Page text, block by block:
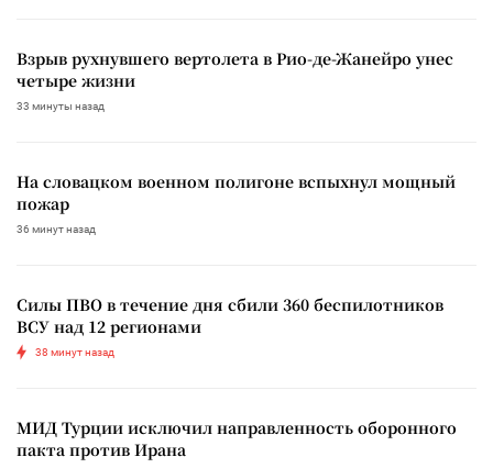
Взрыв рухнувшего вертолета в Рио-де-Жанейро унес
четыре жизни
33 минуты назад
На словацком военном полигоне вспыхнул мощный
пожар
36 минут назад
Силы ПВО в течение дня сбили 360 беспилотников
ВСУ над 12 регионами
38 минут назад
МИД Турции исключил направленность оборонного
пакта против Ирана